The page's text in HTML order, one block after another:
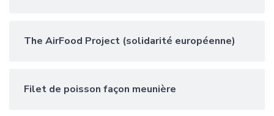
The AirFood Project (solidarité européenne)
Filet de poisson façon meunière